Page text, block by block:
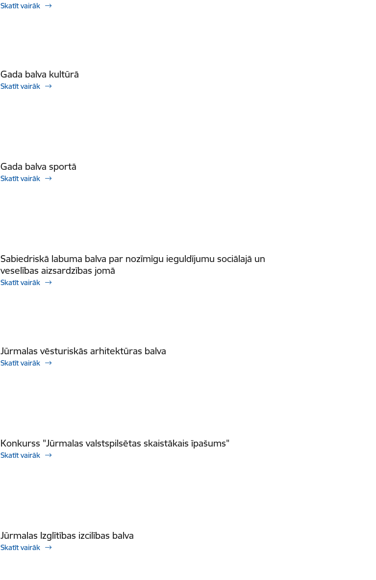
Skatīt vairāk
Gada balva kultūrā
Skatīt vairāk
Gada balva sportā
Skatīt vairāk
Sabiedriskā labuma balva par nozīmīgu ieguldījumu sociālajā un
veselības aizsardzības jomā
Skatīt vairāk
Jūrmalas vēsturiskās arhitektūras balva
Skatīt vairāk
Konkurss "Jūrmalas valstspilsētas skaistākais īpašums"
Skatīt vairāk
Jūrmalas Izglītības izcilības balva
Skatīt vairāk